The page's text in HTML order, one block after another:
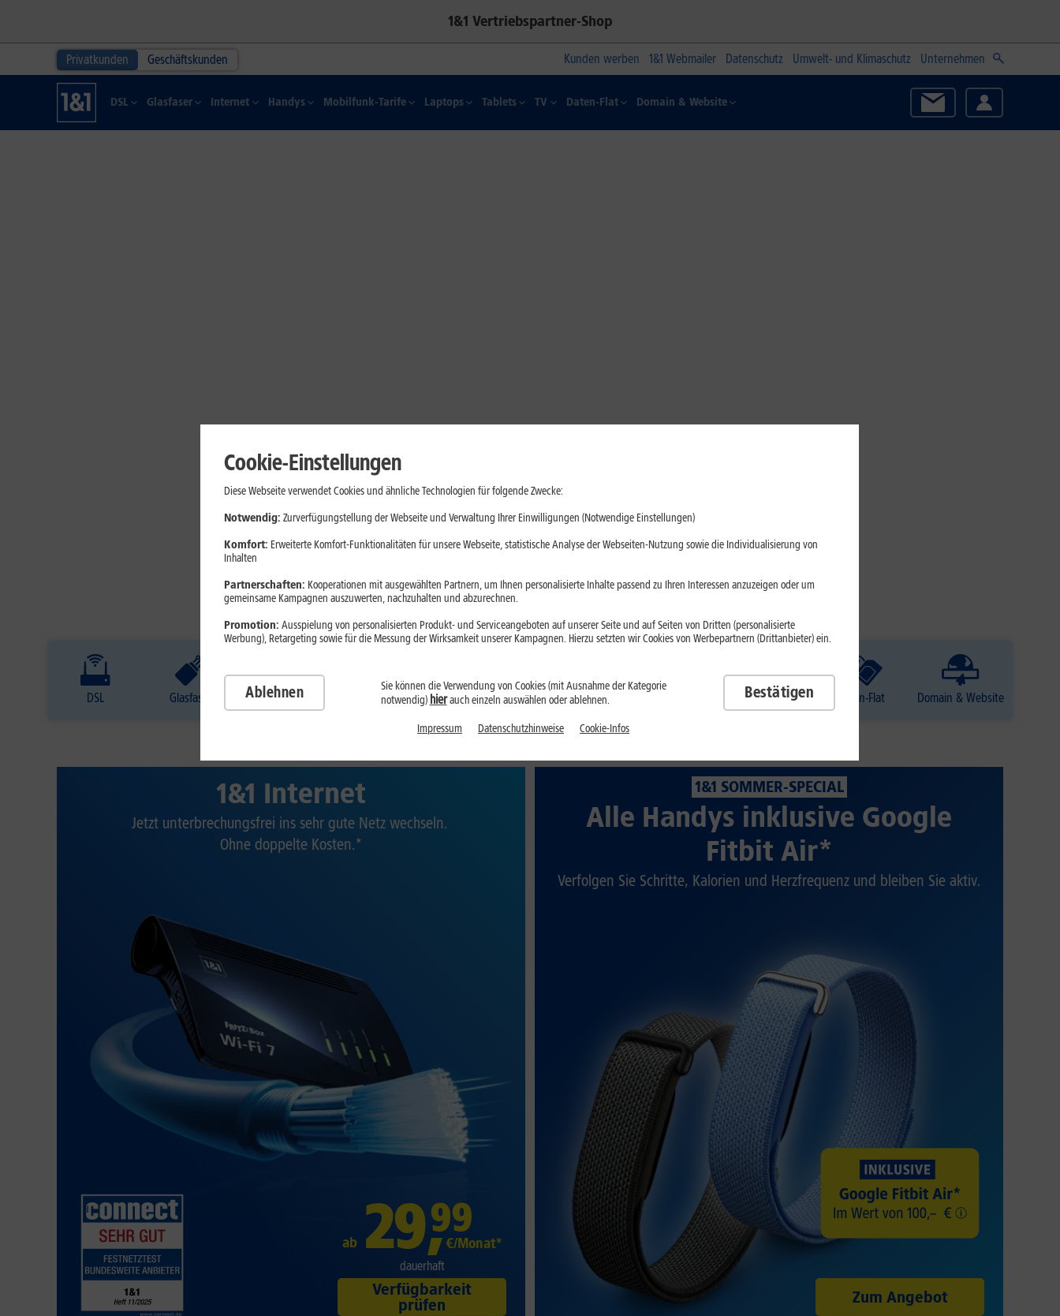
1&1 Vertriebspartner-Shop
Privatkunden Geschäftskunden Kunden werben 1&1 Webmailer Datenschutz Umwelt- und Klimaschutz Unternehmen
DSL Glasfaser Internet Handys Mobilfunk-Tarife Laptops Tablets TV Daten-Flat Domain & Website
DSL Glasfaser Internet Handys Mobilfunk-Tarife Laptops TV Daten-Flat Domain & Website
1&1 Internet
Jetzt unterbrechungsfrei ins sehr gute Netz wechseln.
Ohne doppelte Kosten.*
ab 29,99
€/Monat*
dauerhaft
Verfügbarkeit
prüfen
1&1 SOMMER-SPECIAL
Alle Handys inklusive Google
Fitbit Air*
Verfolgen Sie Schritte, Kalorien und Herzfrequenz und bleiben Sie aktiv.
Zum Angebot
Cookie-Einstellungen
Diese Webseite verwendet Cookies und ähnliche Technologien für folgende Zwecke:
Notwendig: Zurverfügungstellung der Webseite und Verwaltung Ihrer Einwilligungen (Notwendige Einstellungen)
Komfort: Erweiterte Komfort-Funktionalitäten für unsere Webseite, statistische Analyse der Webseiten-Nutzung sowie die Individualisierung von
Inhalten
Partnerschaften: Kooperationen mit ausgewählten Partnern, um Ihnen personalisierte Inhalte passend zu Ihren Interessen anzuzeigen oder um
gemeinsame Kampagnen auszuwerten, nachzuhalten und abzurechnen.
Promotion: Ausspielung von personalisierten Produkt- und Serviceangeboten auf unserer Seite und auf Seiten von Dritten (personalisierte
Werbung), Retargeting sowie für die Messung der Wirksamkeit unserer Kampagnen. Hierzu setzten wir Cookies von Werbepartnern (Drittanbieter) ein.
Ablehnen
Sie können die Verwendung von Cookies (mit Ausnahme der Kategorie
notwendig) hierauch einzeln auswählen oder ablehnen. Bestätigen
Impressum Datenschutzhinweise Cookie-Infos